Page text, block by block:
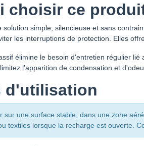
choisir ce
solution simple, silencieuse et sans
les interruptions de protection. Elles
élimine le besoin d'entretien régulier
l'apparition de condensation et
d'utilisation
sur une surface stable, dans une zone
textiles lorsque la recharge est ouverte.